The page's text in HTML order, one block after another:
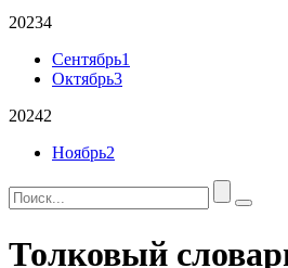
20234
Сентябрь1
Октябрь3
20242
Ноябрь2
Толковый